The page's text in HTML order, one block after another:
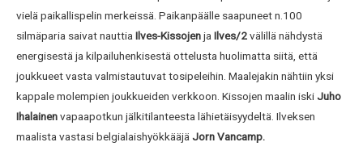
vielä paikallispelin merkeissä. Paikanpäälle saapuneet n.100
silmäparia saivat nauttiaIlves-KissojenjaIlves/2välillä nähdystä
energisestä ja kilpailuhenkisestä ottelusta huolimatta siitä, että
joukkueet vasta valmistautuvat tosipeleihin. Maalejakin nähtiin yksi
kappale molempien joukkueiden verkkoon. Kissojen maalin iskiJuho
Ihalainenvapaapotkun jälkitilanteesta lähietäisyydeltä. Ilveksen
maalista vastasi belgialaishyökkääjäJorn Vancamp.